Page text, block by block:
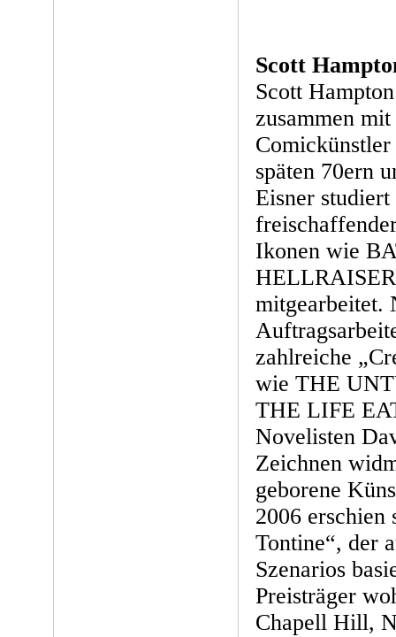
Scott
Scott
zusammen
späten 70ern
Eisner studiert
Ikonen wie
mitgearbeitet.
zahlreiche
wie THE
THE LIFE
Novelisten
Zeichnen
geborene
2006
Tontine“, der
Szenarios
Preisträger
Chapell Hill,